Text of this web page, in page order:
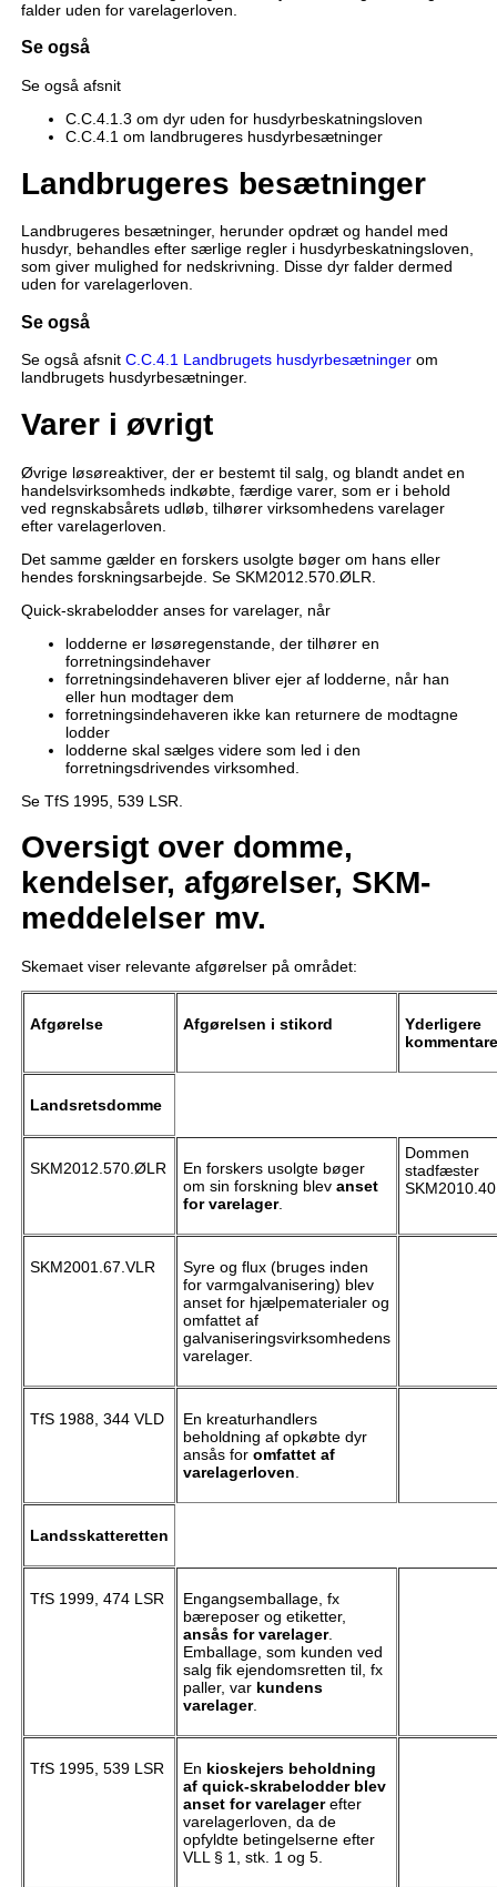
falder uden for varelagerloven.
Se også
Se også afsnit
C.C.4.1.3 om dyr uden for husdyrbeskatningsloven
C.C.4.1 om landbrugeres husdyrbesætninger
Landbrugeres besætninger
Landbrugeres besætninger, herunder opdræt og handel med
husdyr, behandles efter særlige regler i husdyrbeskatningsloven,
som giver mulighed for nedskrivning. Disse dyr falder dermed
uden for varelagerloven.
Se også
Se også afsnit C.C.4.1 Landbrugets husdyrbesætningerom
landbrugets husdyrbesætninger.
Varer i øvrigt
Øvrige løsøreaktiver, der er bestemt til salg, og blandt andet en
handelsvirksomheds indkøbte, færdige varer, som er i behold
ved regnskabsårets udløb, tilhører virksomhedens varelager
efter varelagerloven.
Det samme gælder en forskers usolgte bøger om hans eller
hendes forskningsarbejde. Se SKM2012.570.ØLR.
Quick-skrabelodder anses for varelager, når
lodderne er løsøregenstande, der tilhører en
forretningsindehaver
forretningsindehaveren bliver ejer af lodderne, når han
eller hun modtager dem
forretningsindehaveren ikke kan returnere de modtagne
lodder
lodderne skal sælges videre som led i den
forretningsdrivendes virksomhed.
Se TfS 1995, 539 LSR.
Oversigt over domme,
kendelser, afgørelser, SKM-
meddelelser mv.
Skemaet viser relevante afgørelser på området:
Afgørelse Afgørelsen i stikord
Yderligere
Landsretsdomme
SKM2012.570.ØLR
En forskers usolgte bøger
om sin forskning blev anset
for varelager.
Dommen
stadfæster
SKM2001.67.VLR
Syre og flux (bruges inden
for varmgalvanisering) blev
anset for hjælpematerialer og
omfattet af
galvaniseringsvirksomhedens
varelager.
TfS 1988, 344 VLD
En kreaturhandlers
beholdning af opkøbte dyr
ansås for omfattet af
varelagerloven
Landsskatteretten
TfS 1999, 474 LSR
Engangsemballage, fx
bæreposer og etiketter,
ansås for varelager.
Emballage, som kunden ved
salg fik ejendomsretten til, fx
paller, var kundens
varelager.
TfS 1995, 539 LSR En kioskejers beholdning
af quick-skrabelodder blev
anset for varelagerefter
varelagerloven, da de
opfyldte betingelserne efter
VLL § 1, stk. 1 og 5.